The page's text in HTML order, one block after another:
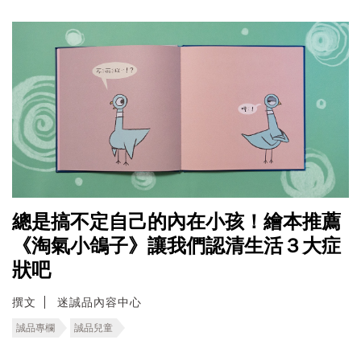
總是搞不定自己的內在小孩！繪本推薦
《淘氣小鴿子》讓我們認清生活３大症
狀吧
撰文 迷誠品內容中心
誠品專欄 誠品兒童